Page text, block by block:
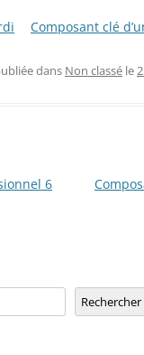
Composant clé
dans Non classé le
6
Rechercher